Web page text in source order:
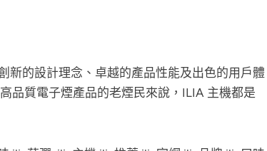
新的設計理念、卓越的產品性能及出色的用戶體
品質電子煙產品的老煙民來說，ILIA 主機都是